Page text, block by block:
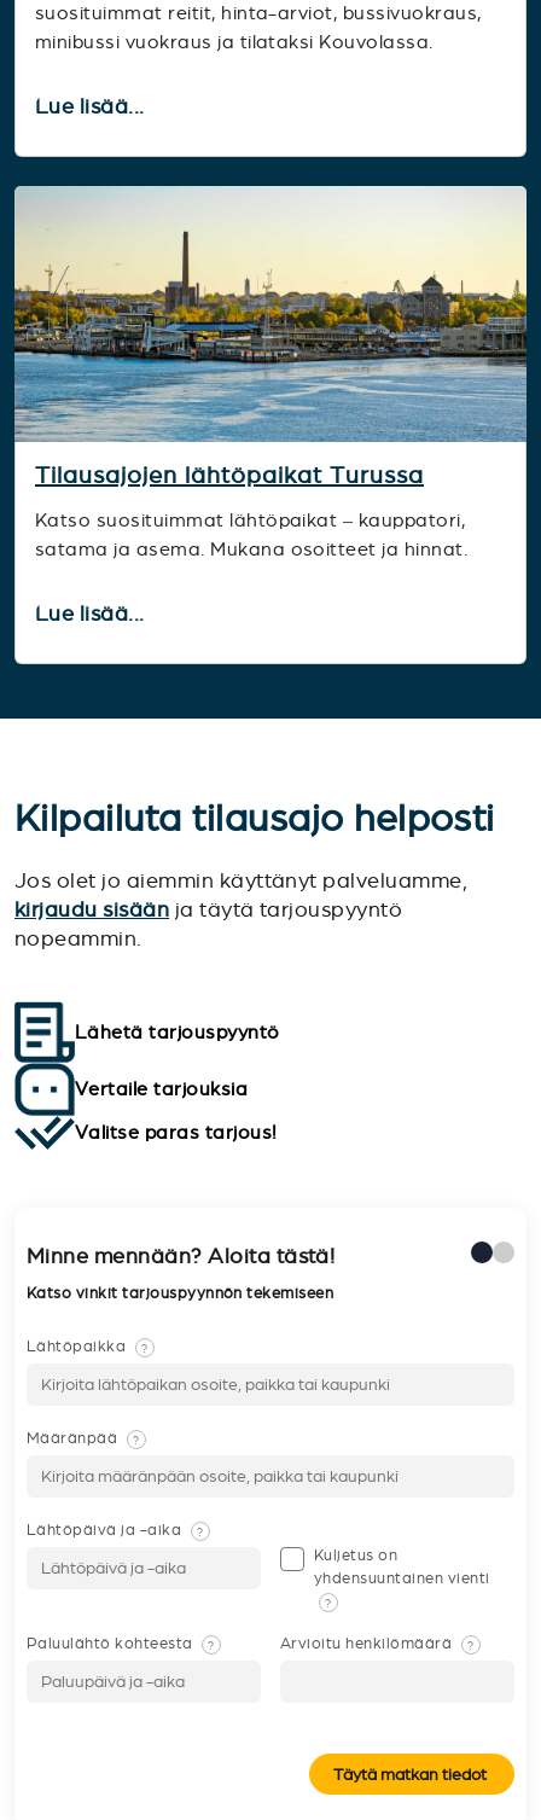
suosituimmat reitit, hinta-arviot, bussivuokraus,
minibussi vuokraus ja tilataksi Kouvolassa.
Lue lisää...
Tilausajojen lähtöpaikat Turussa
Katso suosituimmat lähtöpaikat – kauppatori,
satama ja asema. Mukana osoitteet ja hinnat.
Lue lisää...
Kilpailuta tilausajo helposti
Jos olet jo aiemmin käyttänyt palveluamme,
kirjaudu sisään ja täytä tarjouspyyntö
nopeammin.
Lähetä tarjouspyyntö
Vertaile tarjouksia
Valitse paras tarjous!
Minne mennään? Aloita tästä!
Katso vinkit tarjouspyynnön tekemiseen
Lähtöpaikka ?
Määränpää ?
Lähtöpäivä ja -aika ?
Kuljetus on
yhdensuuntainen vienti
?
Paluulähtö kohteesta ? Arvioitu henkilömäärä ?
Täytä matkan tiedot